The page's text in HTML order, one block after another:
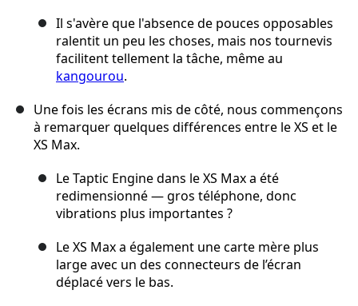
Il s'avère que l'absence de pouces opposables
ralentit un peu les choses, mais nos tournevis
facilitent tellement la tâche, même au
kangourou.
Une fois les écrans mis de côté, nous commençons
à remarquer quelques différences entre le XS et le
XS Max.
Le Taptic Engine dans le XS Max a été
redimensionné — gros téléphone, donc
vibrations plus importantes ?
Le XS Max a également une carte mère plus
large avec un des connecteurs de l’écran
déplacé vers le bas.